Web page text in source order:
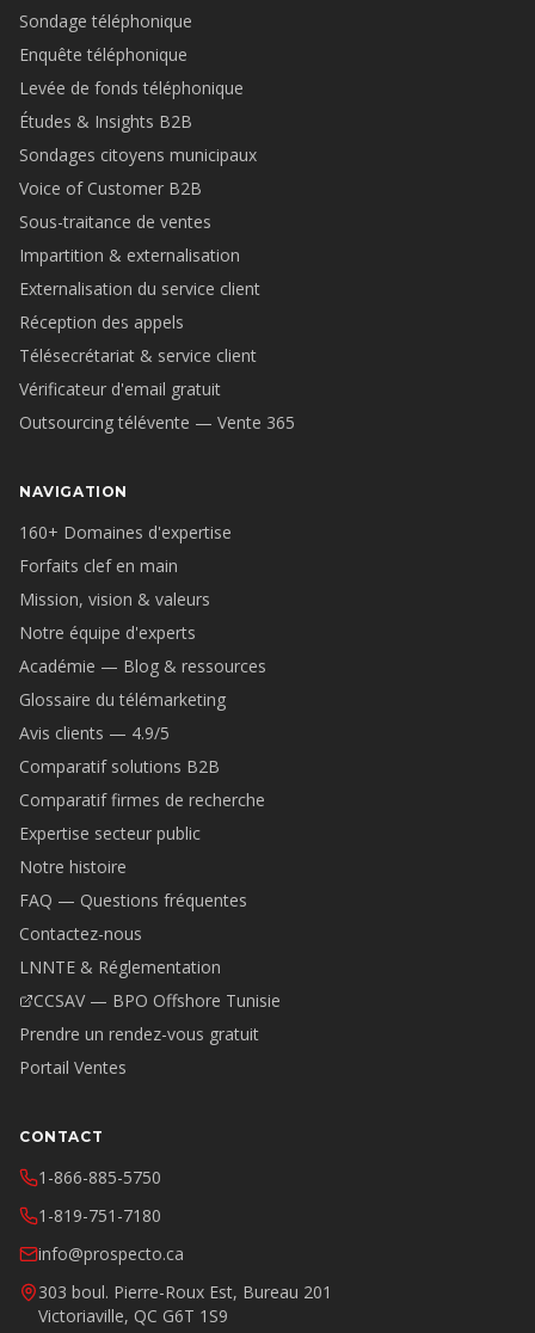
Sondage téléphonique
Enquête téléphonique
Levée de fonds téléphonique
Études & Insights B2B
Sondages citoyens municipaux
Voice of Customer B2B
Sous-traitance de ventes
Impartition & externalisation
Externalisation du service client
Réception des appels
Télésecrétariat & service client
Vérificateur d'email gratuit
Outsourcing télévente — Vente 365
NAVIGATION
160+ Domaines d'expertise
Forfaits clef en main
Mission, vision & valeurs
Notre équipe d'experts
Académie — Blog & ressources
Glossaire du télémarketing
Avis clients — 4.9/5
Comparatif solutions B2B
Comparatif firmes de recherche
Expertise secteur public
Notre histoire
FAQ — Questions fréquentes
Contactez-nous
LNNTE & Réglementation
CCSAV — BPO Offshore Tunisie
Prendre un rendez-vous gratuit
Portail Ventes
CONTACT
1-866-885-5750
1-819-751-7180
info@prospecto.ca
303 boul. Pierre-Roux Est, Bureau 201
Victoriaville, QC G6T 1S9